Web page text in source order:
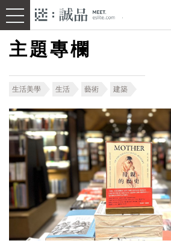
主題專欄
生活美學 生活 藝術 建築